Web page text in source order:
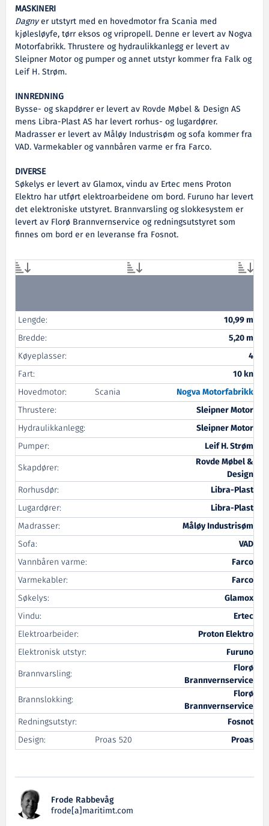
MASKINERI
Dagnyer utstyrt med en hovedmotor fra Scania med
kjølesløyfe, tørr eksos og vripropell. Denne er levert av Nogva
Motorfabrikk. Thrustere og hydraulikkanlegg er levert av
Sleipner Motor og pumper og annet utstyr kommer fra Falk og
Leif H. Strøm.
INNREDNING
Bysse- og skapdører er levert av Rovde Møbel & Design AS
mens Libra-Plast AS har levert rorhus- og lugardører.
Madrasser er levert av Måløy Industrisøm og sofa kommer fra
VAD. Varmekabler og vannbåren varme er fra Farco.
DIVERSE
Søkelys er levert av Glamox, vindu av Ertec mens Proton
Elektro har utført elektroarbeidene om bord. Furuno har levert
det elektroniske utstyret. Brannvarsling og slokkesystem er
levert av Florø Brannvernservice og redningsutstyret som
finnes om bord er en leveranse fra Fosnot.
Lengde:
10,99 m
Bredde:
5,20 m
Køyeplasser:
4
Fart:
10 kn
Hovedmotor:
Scania
Nogva Motorfabrikk
Thrustere:
Sleipner Motor
Hydraulikkanlegg:
Sleipner Motor
Pumper:
Leif H. Strøm
Skapdører:
Rovde Møbel &
Design
Rorhusdør:
Libra-Plast
Lugardører:
Libra-Plast
Madrasser:
Måløy Industrisøm
Sofa:
VAD
Vannbåren varme:
Farco
Varmekabler:
Farco
Søkelys:
Glamox
Vindu:
Ertec
Elektroarbeider:
Proton Elektro
Elektronisk utstyr:
Furuno
Brannvarsling:
Florø
Brannvernservice
Brannslokking:
Florø
Brannvernservice
Redningsutstyr:
Fosnot
Design:
Proas 520 Proas
Frode Rabbevåg
frode[a]maritimt.com